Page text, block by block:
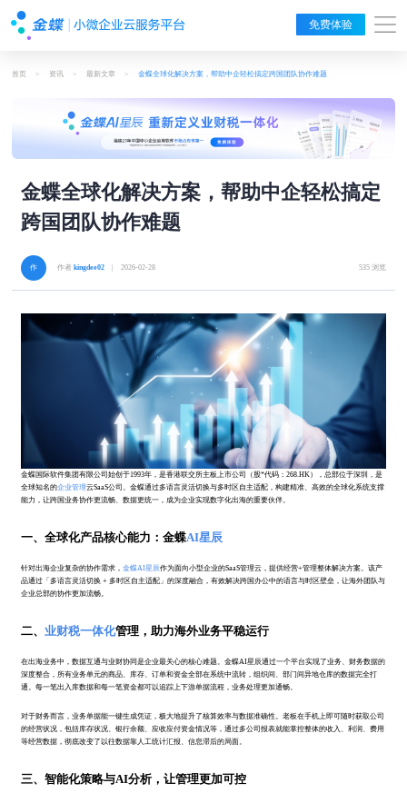
免费体验
首页 > 资讯 > 最新文章 > 金蝶全球化解决方案，帮助中企轻松搞定跨国团队协作难题
金蝶全球化解决方案，帮助中企轻松搞定
跨国团队协作难题
作者kingdee02 | 2026-02-28 535 浏览
金蝶国际软件集团有限公司始创于1993年，是香港联交所主板上市公司（股*代码：268.HK），总部位于深圳，是
全球知名的企业管理云SaaS公司。金蝶通过多语言灵活切换与多时区自主适配，构建精准、高效的全球化系统支撑
能力，让跨国业务协作更流畅、数据更统一，成为企业实现数字化出海的重要伙伴。
一、全球化产品核心能力：金蝶AI星辰
针对出海企业复杂的协作需求，金蝶AI星辰作为面向小型企业的SaaS管理云，提供经营+管理整体解决方案。该产
品通过「多语言灵活切换 + 多时区自主适配」的深度融合，有效解决跨国办公中的语言与时区壁垒，让海外团队与
企业总部的协作更加流畅。
二、业财税一体化管理，助力海外业务平稳运行
在出海业务中，数据互通与业财协同是企业最关心的核心难题。金蝶AI星辰通过一个平台实现了业务、财务数据的
深度整合，所有业务单元的商品、库存、订单和资金全部在系统中流转，组织间、部门间异地仓库的数据完全打
通。每一笔出入库数据和每一笔资金都可以追踪上下游单据流程，业务处理更加通畅。
对于财务而言，业务单据能一键生成凭证，极大地提升了核算效率与数据准确性。老板在手机上即可随时获取公司
的经营状况，包括库存状况、银行余额、应收应付资金情况等，通过多公司报表就能掌控整体的收入、利润、费用
等经营数据，彻底改变了以往数据靠人工统计汇报、信息滞后的局面。
三、智能化策略与AI分析，让管理更加可控